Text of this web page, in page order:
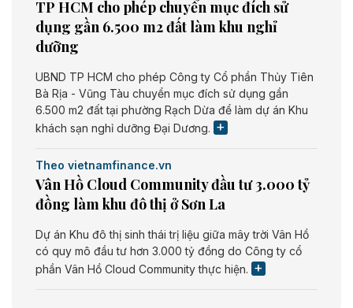
TP HCM cho phép chuyển mục đích sử
dụng gần 6.500 m2 đất làm khu nghỉ
dưỡng
UBND TP HCM cho phép Công ty Cổ phần Thủy Tiên
Bà Rịa - Vũng Tàu chuyển mục đích sử dụng gần
6.500 m2 đất tại phường Rạch Dừa để làm dự án Khu
khách sạn nghỉ dưỡng Đại Dương.
Theo vietnamfinance.vn
Vân Hồ Cloud Community đầu tư 3.000 tỷ
đồng làm khu đô thị ở Sơn La
Dự án Khu đô thị sinh thái trị liệu giữa mây trời Vân Hồ
có quy mô đầu tư hơn 3.000 tỷ đồng do Công ty cổ
phần Vân Hồ Cloud Community thực hiện.